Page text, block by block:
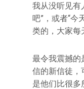
我从没听见有
吧”，或者“今
类的，大家每
最令我震撼的
信的新信徒，
是他们比很多